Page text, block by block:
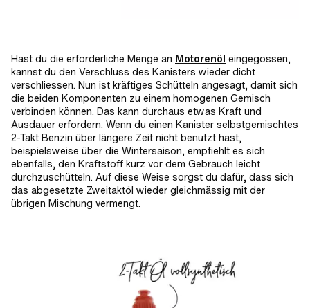
Hast du die erforderliche Menge an Motorenöl eingegossen,
kannst du den Verschluss des Kanisters wieder dicht
verschliessen. Nun ist kräftiges Schütteln angesagt, damit sich
die beiden Komponenten zu einem homogenen Gemisch
verbinden können. Das kann durchaus etwas Kraft und
Ausdauer erfordern. Wenn du einen Kanister selbstgemischtes
2-Takt Benzin über längere Zeit nicht benutzt hast,
beispielsweise über die Wintersaison, empfiehlt es sich
ebenfalls, den Kraftstoff kurz vor dem Gebrauch leicht
durchzuschütteln. Auf diese Weise sorgst du dafür, dass sich
das abgesetzte Zweitaktöl wieder gleichmässig mit der
übrigen Mischung vermengt.